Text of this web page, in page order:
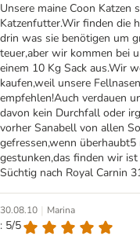
Unsere maine Coon Katzen
Katzenfutter.Wir finden die
drin was sie benötigen um
teuer,aber wir kommen bei
einem 10 Kg Sack aus.Wir
kaufen,weil unsere
empfehlen!Auch verdauen
davon kein Durchfall oder
vorher Sanabell von allen
gefressen,wenn
gestunken,das finden wir
Süchtig nach Royal Carnin
30.08.10 | Marina
: 5/5